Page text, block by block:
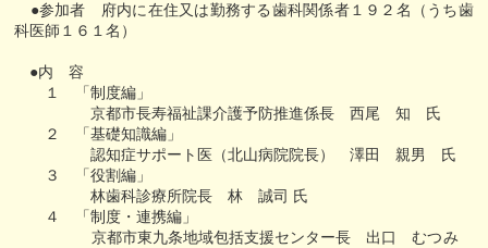
●参加者 府内に在住又は勤務する歯科関係者１９２名（うち歯
科医師１６１名）
●内 容
１ 「制度編」
京都市長寿福祉課介護予防推進係長 西尾 知 氏
２ 「基礎知識編」
認知症サポート医（北山病院院長） 澤田 親男 氏
３ 「役割編」
林歯科診療所院長 林 誠司 氏
４ 「制度・連携編」
京都市東九条地域包括支援センター長 出口 むつみ